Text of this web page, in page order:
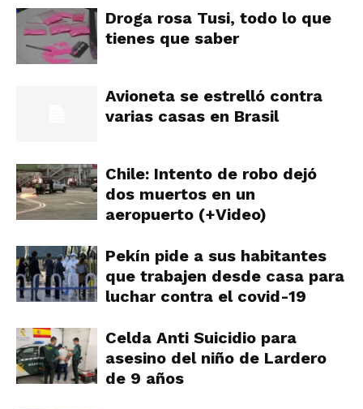
Droga rosa Tusi, todo lo que
tienes que saber
Avioneta se estrelló contra
varias casas en Brasil
Chile: Intento de robo dejó
dos muertos en un
aeropuerto (+Video)
Pekín pide a sus habitantes
que trabajen desde casa para
luchar contra el covid-19
Celda Anti Suicidio para
asesino del niño de Lardero
de 9 años